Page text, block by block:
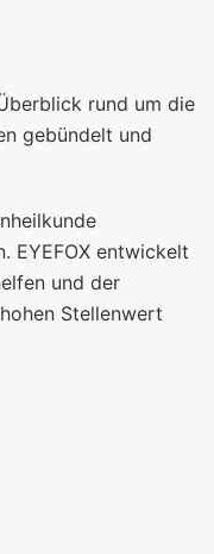
rund um die
gebündelt und
EYEFOX entwickelt
und der
Stellenwert